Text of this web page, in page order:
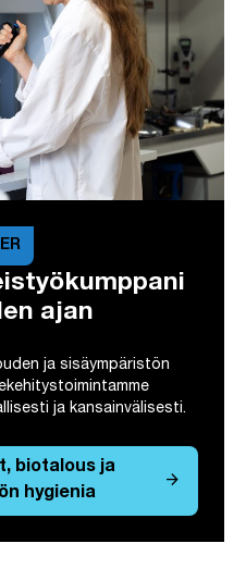
ajan
ja sisäympäristön
ja kansainvälisesti.
biotalous ja
hygienia
arrow_forward